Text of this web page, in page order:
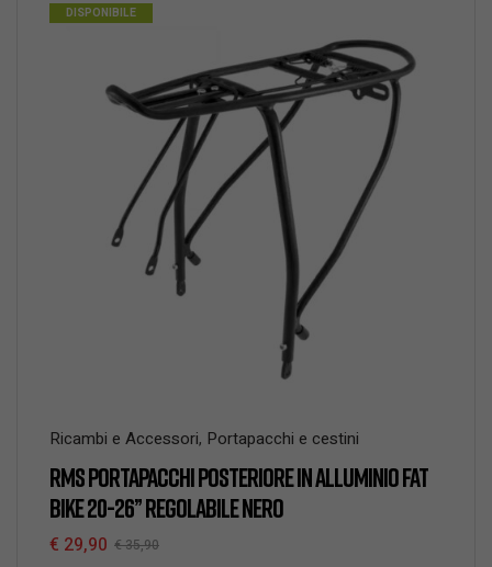
DISPONIBILE
Ricambi e Accessori, Portapacchi e cestini
RMS PORTAPACCHI POSTERIORE IN ALLUMINIO FAT
BIKE 20-26” REGOLABILE NERO
€35,90
€ 29,90